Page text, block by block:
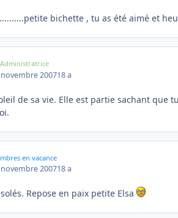
bichette , tu as été aimé et
Administratrice
novembre 200718 a
de sa vie. Elle est partie sachant
en vacance
novembre 200718 a
Repose en paix petite Elsa